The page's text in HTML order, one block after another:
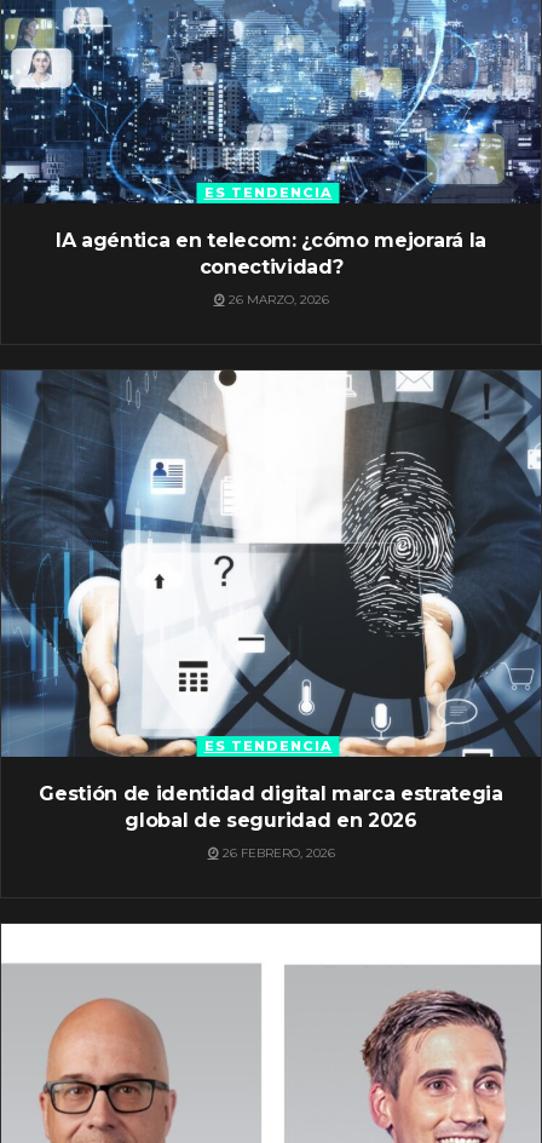
ES TENDENCIA
IA agéntica en telecom: ¿cómo mejorará la
conectividad?
26 MARZO, 2026
ES TENDENCIA
Gestión de identidad digital marca estrategia
global de seguridad en 2026
26 FEBRERO, 2026